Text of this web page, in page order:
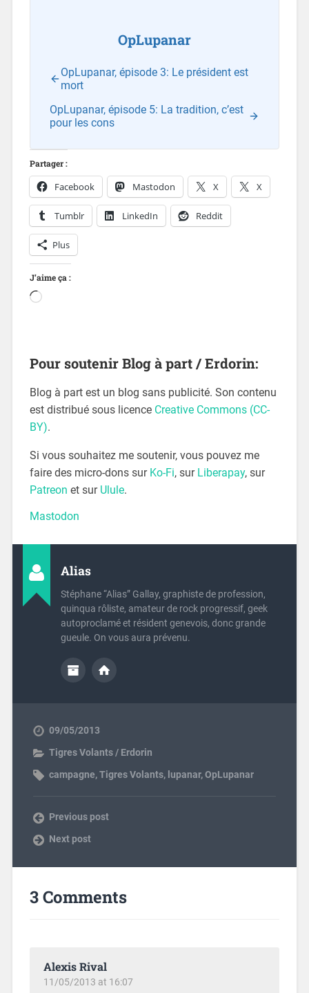
OpLupanar
OpLupanar, épisode 3: Le président est
mort
OpLupanar, épisode 5: La tradition, c’est
pour les cons
Partager :
Facebook Mastodon X X
Tumblr LinkedIn Reddit
Plus
J’aime ça :
Pour soutenir Blog à part / Erdorin:
Blog à part est un blog sans publicité. Son contenu
est distribué sous licence Creative Commons (CC-
BY).
Si vous souhaitez me soutenir, vous pouvez me
faire des micro-dons sur Ko-Fi, sur Liberapay, sur
Patreon et sur Ulule.
Mastodon
Alias
Stéphane “Alias” Gallay, graphiste de profession,
quinqua rôliste, amateur de rock progressif, geek
autoproclamé et résident genevois, donc grande
gueule. On vous aura prévenu.
09/05/2013
Tigres Volants / Erdorin
campagne,Tigres Volants, lupanar,OpLupanar
Previous post
Next post
3 Comments
Alexis Rival
11/05/2013 at 16:07